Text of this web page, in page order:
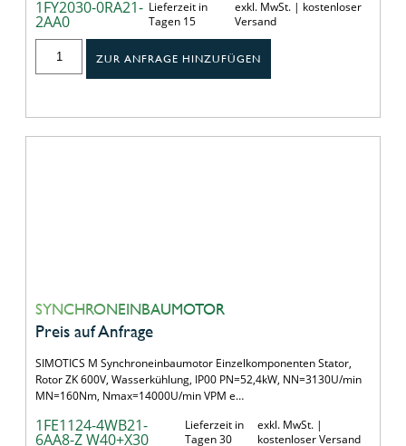
1FY2030-0RA21-
2AA0
Lieferzeit in
Tagen 15
exkl. MwSt. | kostenloser
Versand
ZUR ANFRAGE HINZUFÜGEN
SYNCHRONEINBAUMOTOR
Preis auf Anfrage
SIMOTICS M Synchroneinbaumotor Einzelkomponenten Stator,
Rotor ZK 600V, Wasserkühlung, IP00 PN=52,4kW, NN=3130U/min
MN=160Nm, Nmax=14000U/min VPM e…
1FE1124-4WB21-
6AA8-Z W40+X30
Lieferzeit in
Tagen 30
exkl. MwSt. |
kostenloser Versand